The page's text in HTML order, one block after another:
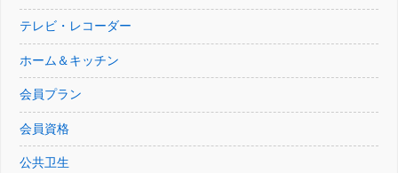
テレビ・レコーダー
ホーム＆キッチン
会員プラン
会員資格
公共卫生